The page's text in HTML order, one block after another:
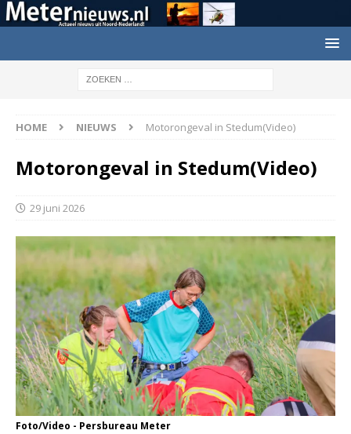
HOME NIEUWS Motorongeval in Stedum(Video)
Motorongeval in Stedum(Video)
29 juni 2026
Foto/Video - Persbureau Meter